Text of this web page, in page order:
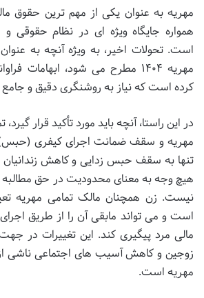
مهریه به عنوان یکی از مهم ترین حقوق
همواره جایگاه ویژه ای در نظام حقوقی و
است. تحولات اخیر، به ویژه آنچه به
مهریه ۱۴۰۴ مطرح می شود، ابهامات
کرده است که نیاز به روشنگری دقیق و جامع
در این راستا، آنچه باید مورد تأکید قرار
تنها به سقف حبس زدایی و کاهش زندانیان
هیچ وجه به معنای محدودیت در حق
نیست. زن همچنان مالک تمامی مهریه
است و می تواند مابقی آن را از طریق اجرای
مالی مرد پیگیری کند. این تغییرات در
زوجین و کاهش آسیب های اجتماعی ناشی
مهریه است.